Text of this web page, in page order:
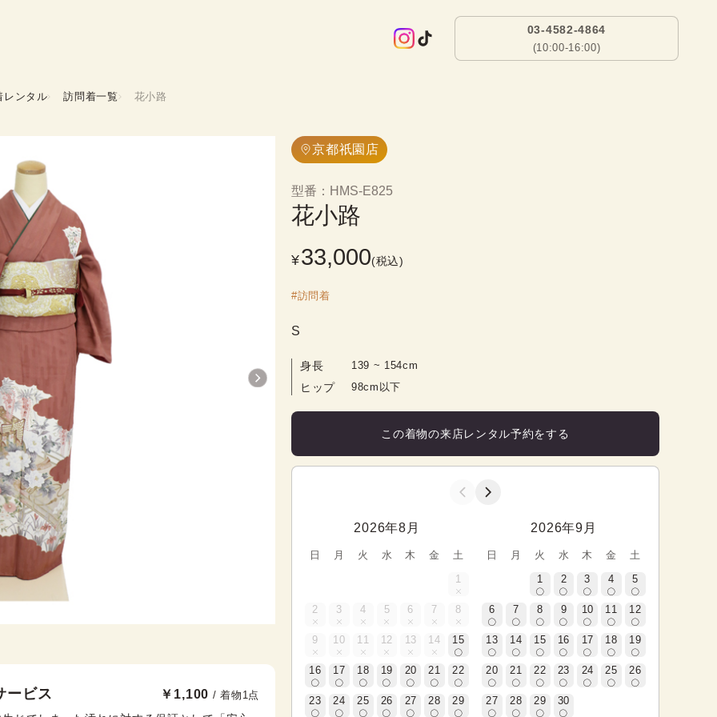
03-4582-4864
(10:00-16:00)
レンタル 訪問着一覧 花小路
ービス ￥1,100 / 着物1点
京都祇園店
型番 ： HMS-E825
花小路
¥33,000(税込)
#訪問着
S
身長 139 ~ 154cm
ヒップ 98cm以下
この着物の来店レンタル予約をする
2026年8月
日 月 火 水 木 金
土
1
2 3 4 5 6 7 8
9 10 11 12 13 14 15
16 17 18 19 20 21 22
23 24 25 26 27 28 29
2026年9月
日 月 火 水 木 金
土
1
2 3 4 5
6 7 8 9 10 11 12
13 14 15 16 17 18 19
20 21 22 23 24 25 26
27 28 29 30